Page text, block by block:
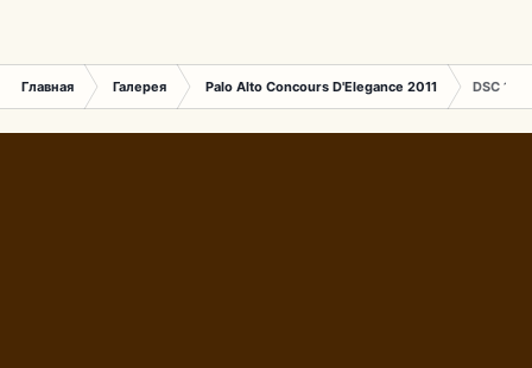
Главная Галерея Palo Alto Concours D'Elegance 2011 DSC